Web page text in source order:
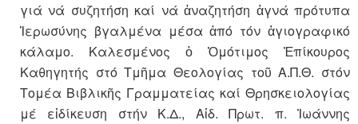
γιά νά συζητήση καί νά ἀναζητήση ἁγνά πρότυπα
Ἱερωσύνης βγαλμένα μέσα ἀπό τόν ἁγιογραφικό
κάλαμο. Καλεσμένος ὁ Ὁμότιμος Ἐπίκουρος
Καθηγητής στό Τμῆμα Θεολογίας τοῦ Α.Π.Θ. στόν
Τομέα Βιβλικῆς Γραμματείας καί Θρησκειολογίας
μέ εἰδίκευση στήν Κ.Δ., Αἰδ. Πρωτ. π. Ἰωάννης